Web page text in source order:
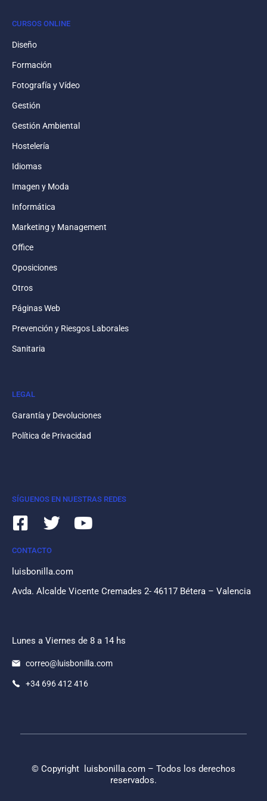
CURSOS ONLINE
Diseño
Formación
Fotografía y Vídeo
Gestión
Gestión Ambiental
Hostelería
Idiomas
Imagen y Moda
Informática
Marketing y Management
Office
Oposiciones
Otros
Páginas Web
Prevención y Riesgos Laborales
Sanitaria
LEGAL
Garantía y Devoluciones
Política de Privacidad
SÍGUENOS EN NUESTRAS REDES
CONTACTO
luisbonilla.com
Avda. Alcalde Vicente Cremades 2- 46117 Bétera – Valencia
Lunes a Viernes de 8 a 14 hs
correo@luisbonilla.com
+34 696 412 416
© Copyright luisbonilla.com – Todos los derechos
reservados.